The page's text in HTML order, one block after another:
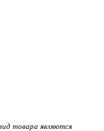
товара являются